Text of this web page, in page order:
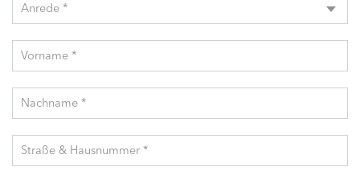
Anrede *
Vorname *
Nachname *
Straße & Hausnummer *